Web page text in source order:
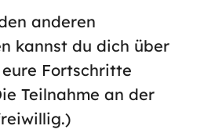
anderen
kannst du dich über
Fortschritte
Teilnahme an der